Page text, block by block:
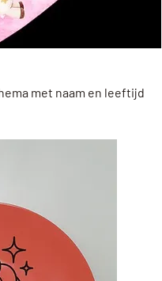
met naam en leeftijd